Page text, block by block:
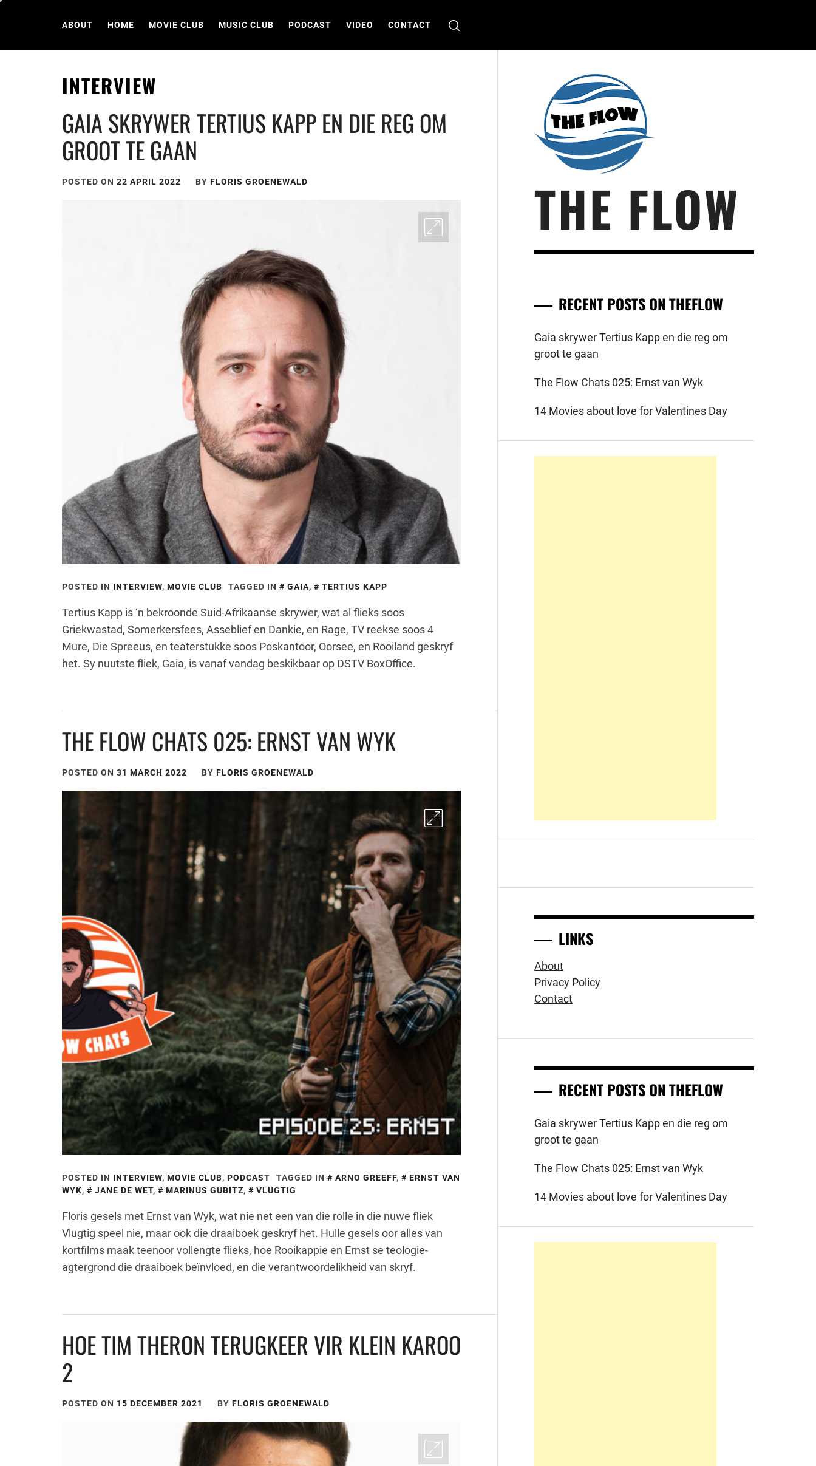
ABOUT HOME MOVIE CLUB MUSIC CLUB PODCAST VIDEO CONTACT
INTERVIEW
GAIA SKRYWER TERTIUS KAPP EN DIE REG OM
GROOT TE GAAN
POSTED ON 22 APRIL 2022 BY FLORIS GROENEWALD
POSTED IN INTERVIEW, MOVIE CLUB TAGGED IN GAIA, TERTIUS KAPP
Tertius Kapp is ‘n bekroonde Suid-Afrikaanse skrywer, wat al flieks soos
Griekwastad, Somerkersfees, Asseblief en Dankie, en Rage, TV reekse soos 4
Mure, Die Spreeus, en teaterstukke soos Poskantoor, Oorsee, en Rooiland geskryf
het. Sy nuutste fliek, Gaia, is vanaf vandag beskikbaar op DSTV BoxOffice.
THE FLOW CHATS 025: ERNST VAN WYK
POSTED ON 31 MARCH 2022 BY FLORIS GROENEWALD
POSTED IN INTERVIEW, MOVIE CLUB, PODCAST TAGGED IN ARNO GREEFF,
ERNST VAN
WYK, JANE DE WET, MARINUS GUBITZ, VLUGTIG
Floris gesels met Ernst van Wyk, wat nie net een van die rolle in die nuwe fliek
Vlugtig speel nie, maar ook die draaiboek geskryf het. Hulle gesels oor alles van
kortfilms maak teenoor vollengte flieks, hoe Rooikappie en Ernst se teologie-
agtergrond die draaiboek beïnvloed, en die verantwoordelikheid van skryf.
HOE TIM THERON TERUGKEER VIR KLEIN KAROO
2
POSTED ON 15 DECEMBER 2021 BY FLORIS GROENEWALD
THE FLOW
RECENT POSTS ON THEFLOW
Gaia skrywer Tertius Kapp en die reg om
groot te gaan
The Flow Chats 025: Ernst van Wyk
14 Movies about love for Valentines Day
LINKS
About
Privacy Policy
Contact
RECENT POSTS ON THEFLOW
Gaia skrywer Tertius Kapp en die reg om
groot te gaan
The Flow Chats 025: Ernst van Wyk
14 Movies about love for Valentines Day